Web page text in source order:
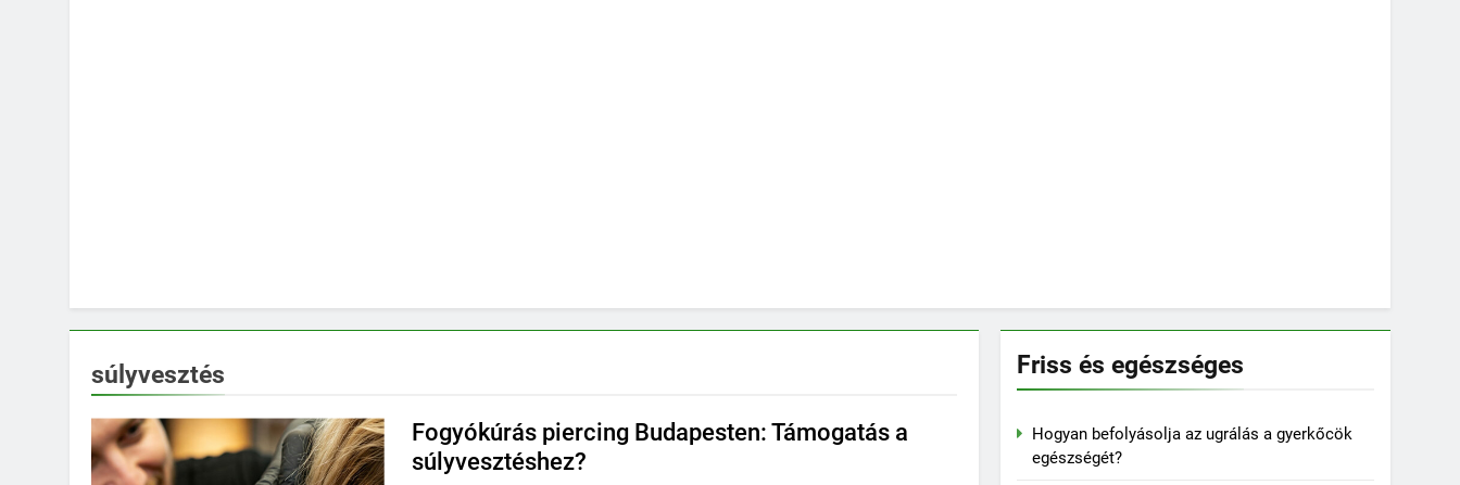
súlyvesztés
Fogyókúrás piercing Budapesten: Támogatás a
súlyvesztéshez?
Friss és egészséges
Hogyan befolyásolja az ugrálás a gyerkőcök
egészségét?